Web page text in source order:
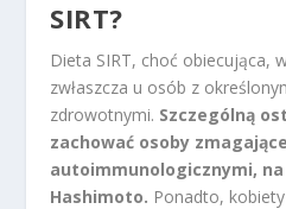
SIRT?
Dieta SIRT, choć obiecująca,
zwłaszcza u osób z
zdrowotnymi. Szczególną
zachować osoby
autoimmunologicznymi, na
Hashimoto. Ponadto,